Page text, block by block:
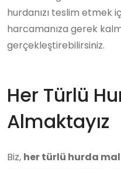
hurdanızı teslim etmek
harcamanıza gerek
gerçekleştirebilirsiniz.
Her Türlü
Almaktayız
Biz, her türlü hurda